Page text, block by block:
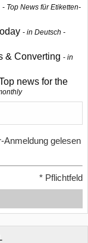
Top News für Etiketten-
in Deutsch -
& Converting
in
news for the
Anmeldung gelesen
* Pflichtfeld